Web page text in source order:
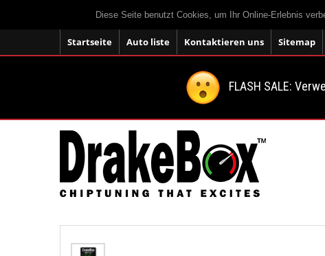
Diese Seite benutzt Cookies, um Ihr Online-Erlebnis
Startseite Auto liste Kontaktieren uns Sitemap
FLASH SALE: